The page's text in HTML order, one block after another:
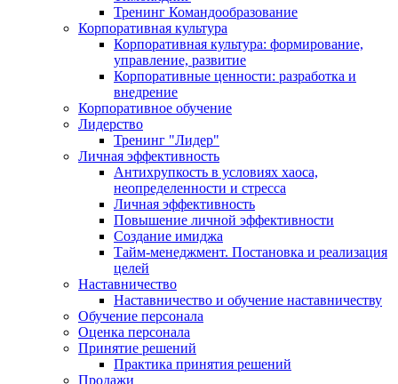
Тренинг Командообразование
Корпоративная культура
Корпоративная культура: формирование,
управление, развитие
Корпоративные ценности: разработка и
внедрение
Корпоративное обучение
Лидерство
Тренинг "Лидер"
Личная эффективность
Антихрупкость в условиях хаоса,
неопределенности и стресса
Личная эффективность
Повышение личной эффективности
Создание имиджа
Тайм-менеджмент. Постановка и реализация
целей
Наставничество
Наставничество и обучение наставничеству
Обучение персонала
Оценка персонала
Принятие решений
Практика принятия решений
Продажи